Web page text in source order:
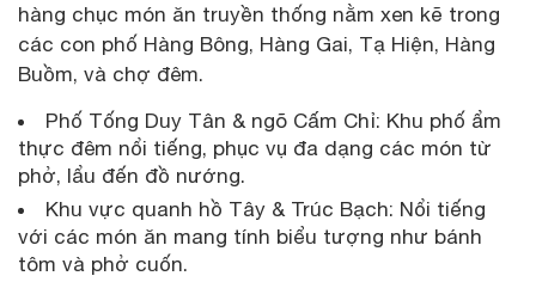
hàng chục món ăn truyền thống nằm xen kẽ trong
các con phố Hàng Bông, Hàng Gai, Tạ Hiện, Hàng
Buồm, và chợ đêm.
Phố Tống Duy Tân & ngõ Cấm Chỉ: Khu phố ẩm
thực đêm nổi tiếng, phục vụ đa dạng các món từ
phở, lẩu đến đồ nướng.
Khu vực quanh hồ Tây & Trúc Bạch: Nổi tiếng
với các món ăn mang tính biểu tượng như bánh
tôm và phở cuốn.